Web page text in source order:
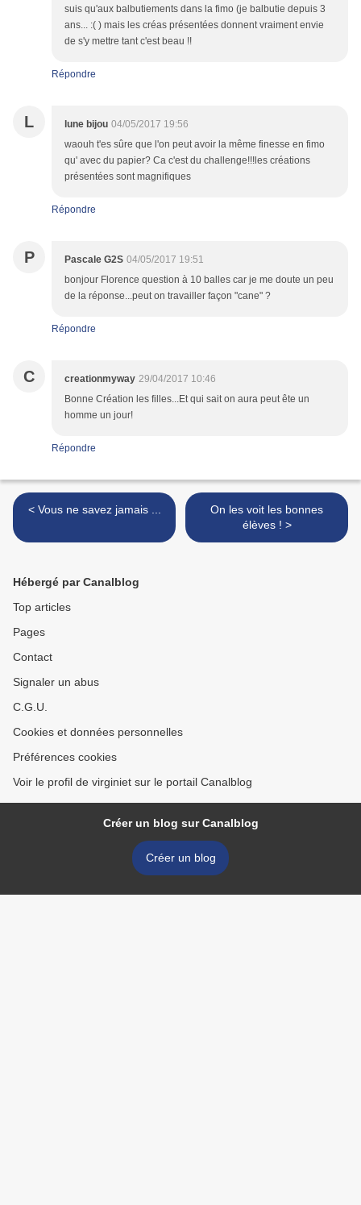
suis qu'aux balbutiements dans la fimo (je balbutie depuis 3
ans... :( ) mais les créas présentées donnent vraiment envie
de s'y mettre tant c'est beau !!
Répondre
L lune bijou 04/05/2017 19:56
waouh t'es sûre que l'on peut avoir la même finesse en fimo
qu' avec du papier? Ca c'est du challenge!!!les créations
présentées sont magnifiques
Répondre
P Pascale G2S 04/05/2017 19:51
bonjour Florence question à 10 balles car je me doute un peu
de la réponse...peut on travailler façon "cane" ?
Répondre
C creationmyway 29/04/2017 10:46
Bonne Création les filles...Et qui sait on aura peut ête un
homme un jour!
Répondre
< Vous ne savez jamais ...
On les voit les bonnes
élèves ! >
Hébergé par Canalblog
Top articles
Pages
Contact
Signaler un abus
C.G.U.
Cookies et données personnelles
Préférences cookies
Voir le profil de virginiet sur le portail Canalblog
Créer un blog sur Canalblog
Créer un blog